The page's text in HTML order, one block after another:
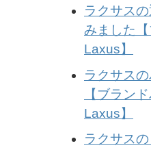
ラクサス
みました
Laxus】
ラクサス
【ブラン
Laxus】
ラクサス